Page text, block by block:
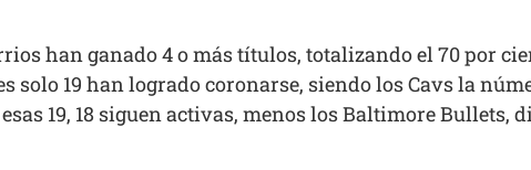
han ganado 4 o más títulos, totalizando el 70 por
19 han logrado coronarse, siendo los Cavs la
19, 18 siguen activas, menos los Baltimore Bullets,